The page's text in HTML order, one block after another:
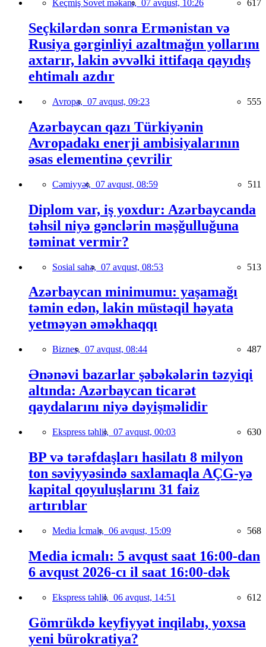
Keçmiş Sovet məkanı, 07 avqust, 10:26 617
Seçkilərdən sonra Ermənistan və
Rusiya gərginliyi azaltmağın yollarını
axtarır, lakin əvvəlki ittifaqa qayıdış
ehtimalı azdır
Avropa, 07 avqust, 09:23 555
Azərbaycan qazı Türkiyənin
Avropadakı enerji ambisiyalarının
əsas elementinə çevrilir
Cəmiyyət, 07 avqust, 08:59 511
Diplom var, iş yoxdur: Azərbaycanda
təhsil niyə gənclərin məşğulluğuna
təminat vermir?
Sosial sahə, 07 avqust, 08:53 513
Azərbaycan minimumu: yaşamağı
təmin edən, lakin müstəqil həyata
yetməyən əməkhaqqı
Biznes, 07 avqust, 08:44 487
Ənənəvi bazarlar şəbəkələrin təzyiqi
altında: Azərbaycan ticarət
qaydalarını niyə dəyişməlidir
Ekspress təhlil, 07 avqust, 00:03 630
BP və tərəfdaşları hasilatı 8 milyon
ton səviyyəsində saxlamaqla AÇG-yə
kapital qoyuluşlarını 31 faiz
artırıblar
Media İcmalı, 06 avqust, 15:09 568
Media icmalı: 5 avqust saat 16:00-dan
6 avqust 2026-cı il saat 16:00-dək
Ekspress təhlil, 06 avqust, 14:51 612
Gömrükdə keyfiyyət inqilabı, yoxsa
yeni bürokratiya?